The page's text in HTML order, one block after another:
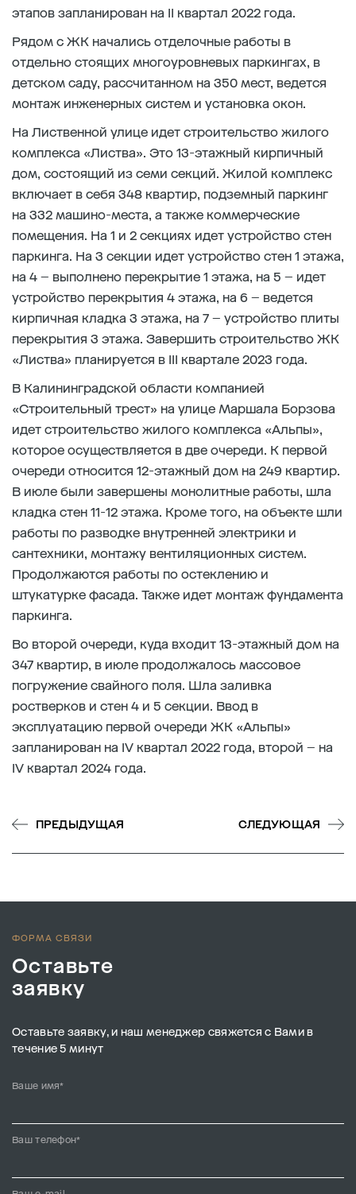
этапов запланирован на II квартал 2022 года.
Рядом с ЖК начались отделочные работы в
отдельно стоящих многоуровневых паркингах, в
детском саду, рассчитанном на 350 мест, ведется
монтаж инженерных систем и установка окон.
На Лиственной улице идет строительство жилого
комплекса «Листва». Это 13-этажный кирпичный
дом, состоящий из семи секций. Жилой комплекс
включает в себя 348 квартир, подземный паркинг
на 332 машино-места, а также коммерческие
помещения. На 1 и 2 секциях идет устройство стен
паркинга. На 3 секции идет устройство стен 1 этажа,
на 4 – выполнено перекрытие 1 этажа, на 5 – идет
устройство перекрытия 4 этажа, на 6 – ведется
кирпичная кладка 3 этажа, на 7 – устройство плиты
перекрытия 3 этажа. Завершить строительство ЖК
«Листва» планируется в III квартале 2023 года.
В Калининградской области компанией
«Строительный трест» на улице Маршала Борзова
идет строительство жилого комплекса «Альпы»,
которое осуществляется в две очереди. К первой
очереди относится 12-этажный дом на 249 квартир.
В июле были завершены монолитные работы, шла
кладка стен 11-12 этажа. Кроме того, на объекте шли
работы по разводке внутренней электрики и
сантехники, монтажу вентиляционных систем.
Продолжаются работы по остеклению и
штукатурке фасада. Также идет монтаж фундамента
паркинга.
Во второй очереди, куда входит 13-этажный дом на
347 квартир, в июле продолжалось массовое
погружение свайного поля. Шла заливка
ростверков и стен 4 и 5 секции. Ввод в
эксплуатацию первой очереди ЖК «Альпы»
запланирован на IV квартал 2022 года, второй – на
IV квартал 2024 года.
ПРЕДЫДУЩАЯ СЛЕДУЮЩАЯ
ФОРМА СВЯЗИ
Оставьте
заявку
Оставьте заявку, и наш менеджер свяжется с Вами в
течение 5 минут
Ваше имя*
Ваш телефон*